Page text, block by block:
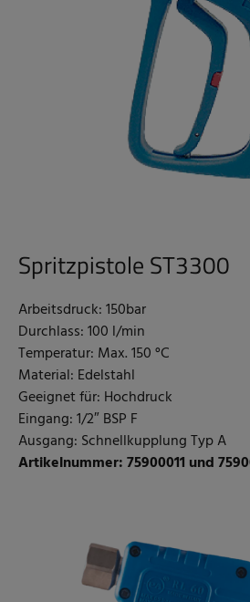
Spritzpistole ST3300
Arbeitsdruck: 150bar
Durchlass: 100 l/min
Temperatur: Max. 150 °C
Material: Edelstahl
Geeignet für: Hochdruck
Eingang: 1/2″ BSP F
Ausgang: Schnellkupplung Typ A
Artikelnummer: 75900011 und